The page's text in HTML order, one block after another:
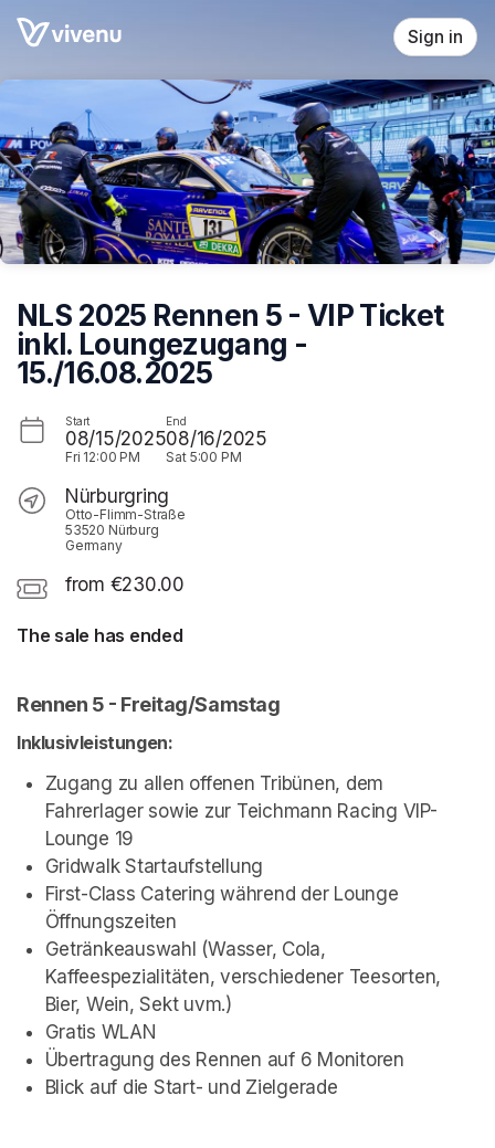
Skip header
Sign in
NLS 2025 Rennen 5 - VIP Ticket
inkl. Loungezugang -
15./16.08.2025
Start
08/15/2025
Fri 12:00 PM
End
08/16/2025
Sat 5:00 PM
Nürburgring
Otto-Flimm-Straße
53520 Nürburg
Germany
from €230.00
The sale has ended
Rennen 5 - Freitag/Samstag
Inklusivleistungen:
Zugang zu allen offenen Tribünen, dem
Fahrerlager sowie zur Teichmann Racing VIP-
Lounge 19
Gridwalk Startaufstellung
First-Class Catering während der Lounge
Öffnungszeiten
Getränkeauswahl (Wasser, Cola,
Kaffeespezialitäten, verschiedener Teesorten,
Bier, Wein, Sekt uvm.)
Gratis WLAN
Übertragung des Rennen auf 6 Monitoren
Blick auf die Start- und Zielgerade